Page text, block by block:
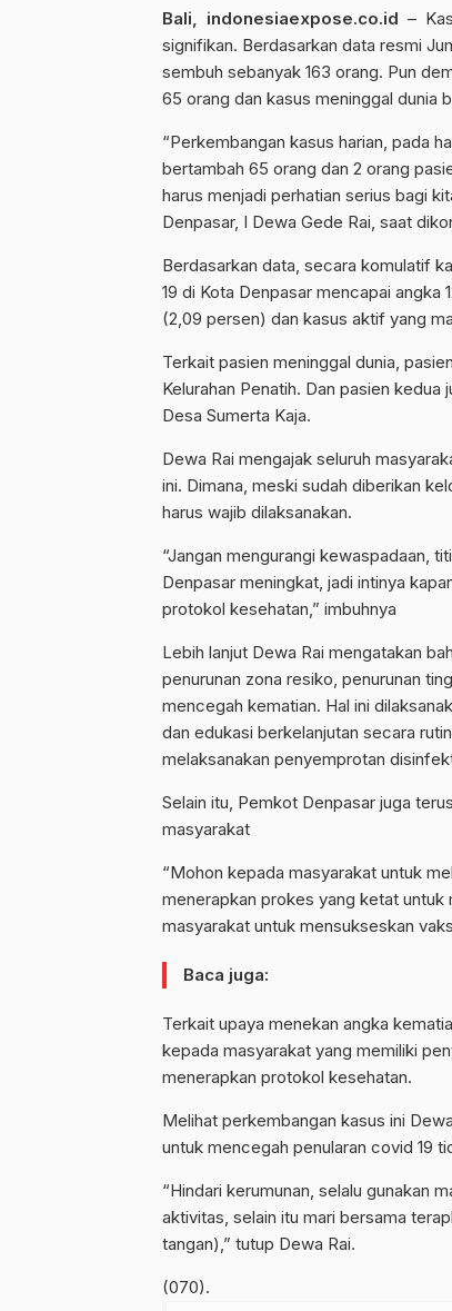
Bali, indonesiaexpose.co.id –
signifikan. Berdasarkan data resmi
sembuh sebanyak 163 orang. Pun
65 orang dan kasus meninggal dunia
“Perkembangan kasus harian, pada
bertambah 65 orang dan 2 orang
harus menjadi perhatian serius bagi
Denpasar, I Dewa Gede Rai, saat
Berdasarkan data, secara komulatif
19 di Kota Denpasar mencapai angka
(2,09 persen) dan kasus aktif yang
Terkait pasien meninggal dunia,
Kelurahan Penatih. Dan pasien
Desa Sumerta Kaja.
Dewa Rai mengajak seluruh
ini. Dimana, meski sudah diberikan
harus wajib dilaksanakan.
“Jangan mengurangi kewaspadaan,
Denpasar meningkat, jadi intinya
protokol kesehatan,” imbuhnya
Lebih lanjut Dewa Rai mengatakan
penurunan zona resiko, penurunan
mencegah kematian. Hal ini
dan edukasi berkelanjutan secara
melaksanakan penyemprotan
Selain itu, Pemkot Denpasar juga
masyarakat
“Mohon kepada masyarakat untuk
menerapkan prokes yang ketat untuk
masyarakat untuk mensukseskan
Baca juga:
Terkait upaya menekan angka
kepada masyarakat yang memiliki
menerapkan protokol kesehatan.
Melihat perkembangan kasus ini
untuk mencegah penularan covid 19
“Hindari kerumunan, selalu gunakan
aktivitas, selain itu mari bersama
tangan),” tutup Dewa Rai.
(070).